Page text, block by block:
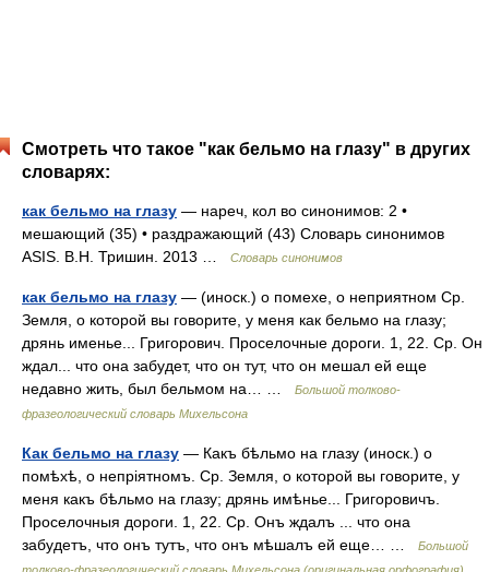
Смотреть что такое "как бельмо на глазу" в других
словарях:
как бельмо на глазу — нареч, кол во синонимов: 2 •
мешающий (35) • раздражающий (43) Словарь синонимов
ASIS. В.Н. Тришин. 2013 …
Словарь синонимов
как бельмо на глазу — (иноск.) о помехе, о неприятном Ср.
Земля, о которой вы говорите, у меня как бельмо на глазу;
дрянь именье... Григорович. Проселочные дороги. 1, 22. Ср. Он
ждал... что она забудет, что он тут, что он мешал ей еще
недавно жить, был бельмом на… …
Большой толково-
фразеологический словарь Михельсона
Как бельмо на глазу — Какъ бѣльмо на глазу (иноск.) о
помѣхѣ, о непріятномъ. Ср. Земля, о которой вы говорите, у
меня какъ бѣльмо на глазу; дрянь имѣнье... Григоровичъ.
Проселочныя дороги. 1, 22. Ср. Онъ ждалъ ... что она
забудетъ, что онъ тутъ, что онъ мѣшалъ ей еще… …
Большой